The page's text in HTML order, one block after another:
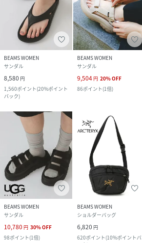
BEAMS WOMEN
サンダル
8,580 円
1,560ポイント(20%ポイント
バック)
BEAMS WOMEN
サンダル
9,504 円 20%OFF
86ポイント(1倍)
BEAMS WOMEN
サンダル
10,780 円 30%OFF
98ポイント(1倍)
BEAMS WOMEN
ショルダーバッグ
6,820 円
620ポイント(10%ポイントバ